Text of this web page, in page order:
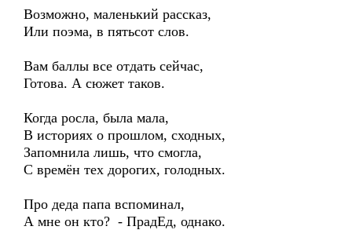
Возможно, маленький рассказ,
Или поэма, в пятьсот слов.
Вам баллы все отдать сейчас,
Готова. А сюжет таков.
Когда росла, была мала,
В историях о прошлом, сходных,
Запомнила лишь, что смогла,
С времён тех дорогих, голодных.
Про деда папа вспоминал,
А мне он кто? - ПрадЕд, однако.